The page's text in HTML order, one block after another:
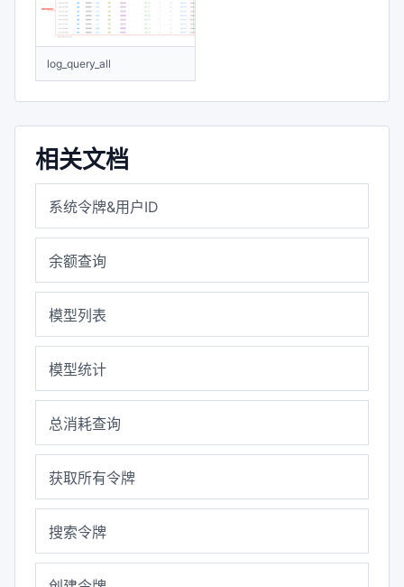
log_query_all
相关文档
系统令牌&用户ID
余额查询
模型列表
模型统计
总消耗查询
获取所有令牌
搜索令牌